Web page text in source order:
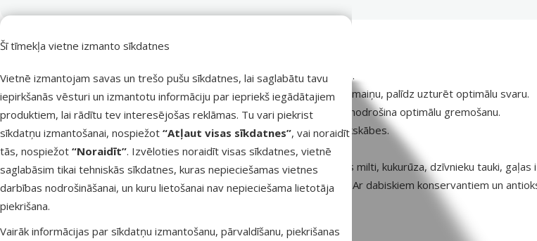
Šī tīmekļa vietne izmanto sīkdatnes
Vietnē izmantojam savas un trešo pušu sīkdatnes, lai saglabātu tavu
iepirkšanās vēsturi un izmantotu informāciju par iepriekš iegādātajiem
produktiem, lai rādītu tev interesējošas reklāmas. Tu vari piekrist
sīkdatņu izmantošanai, nospiežot “Atļaut visas sīkdatnes”, vai noraidīt
tās, nospiežot “Noraidīt”. Izvēloties noraidīt visas sīkdatnes, vietnē
saglabāsim tikai tehniskās sīkdatnes, kuras nepieciešamas vietnes
darbības nodrošināšanai, un kuru lietošanai nav nepieciešama lietotāja
piekrišana.
Vairāk informācijas par sīkdatņu izmantošanu, pārvaldīšanu, piekrišanas
superzoo.product.detail.content
Bar­ība kaķiem – Hill's Science Plan™ Feline Adult Lamb, 1,5 kg
Pilnvērtīga Super Premium klases barība ar jēra gaļu pieaugušiem kaķiem.
Satur viegli sagremojamas olbaltumvielas, kas nepārslogo organismā vielmaiņu, palīdz uzturēt optimālu svaru.
Biešu mīkstums stimulē labo baktēriju veidošanos kuņģa-zarnu traktā un nodrošina optimālu gremošanu.
Satur antioksidantus ar klīniski apstiprinātu iedarbību, kā arī omega-3 taukskābes.
Piemērota ikdienas barošanai.
Sastāvs: rīsi, kukurūzas glutēna milti, jēra gaļas milti, vistas un tītara gaļas milti, kukurūza, dzīvnieku tauki,
sāls, L-lizīns hidrohlorīds, taurīns, L-triptofāns, vitamīni un mikroelementi. Ar dabiskiem konservantiem un